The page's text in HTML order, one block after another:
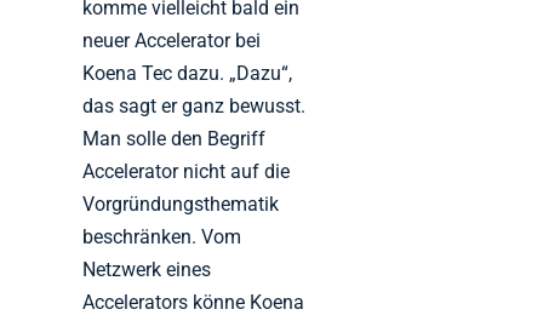
komme vielleicht bald ein
neuer Accelerator bei
Koena Tec dazu. „Dazu“,
das sagt er ganz bewusst.
Man solle den Begriff
Accelerator nicht auf die
Vorgründungsthematik
beschränken. Vom
Netzwerk eines
Accelerators könne Koena